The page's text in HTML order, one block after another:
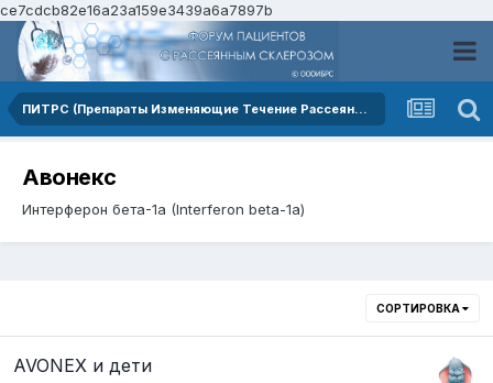
ce7cdcb82e16a23a159e3439a6a7897b
ПИТРС (Препараты Изменяющие Течение Рассеянного Склероза)
Авонекс
Интерферон бета-1a (Interferon beta-1a)
СОРТИРОВКА
AVONEX и дети